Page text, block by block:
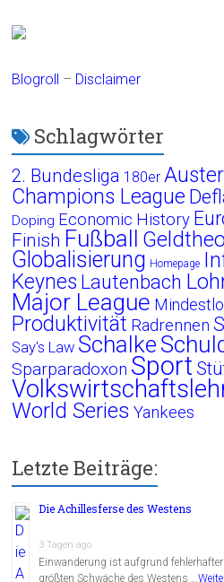
Blogroll – Disclaimer
Schlagwörter
2. Bundesliga 180er
Champions League
Doping Economic History
Finish Fußball
Globalisierung Homepage
Keynes Lautenbach
Major League
Produktivität Radrennen
Say's Law Schalke
Sparparadoxon Sport
World Series Yankees
Letzte Beiträge:
Die Achillesferse des Westens
3 Tagen ago
Einwanderung ist aufgrund
größten Schwäche des Westens …